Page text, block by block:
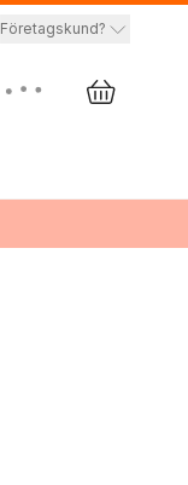
Företagskund?